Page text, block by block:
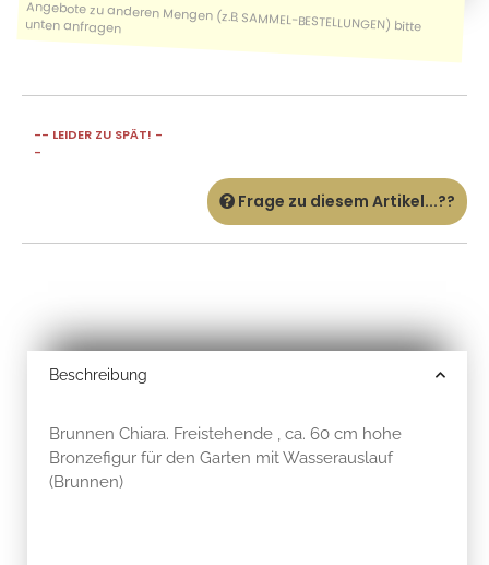
-- LEIDER ZU SPÄT! -
-
Frage zu diesem Artikel...??
Beschreibung
Brunnen Chiara. Freistehende , ca. 60 cm hohe
Bronzefigur für den Garten mit Wasserauslauf
(Brunnen)